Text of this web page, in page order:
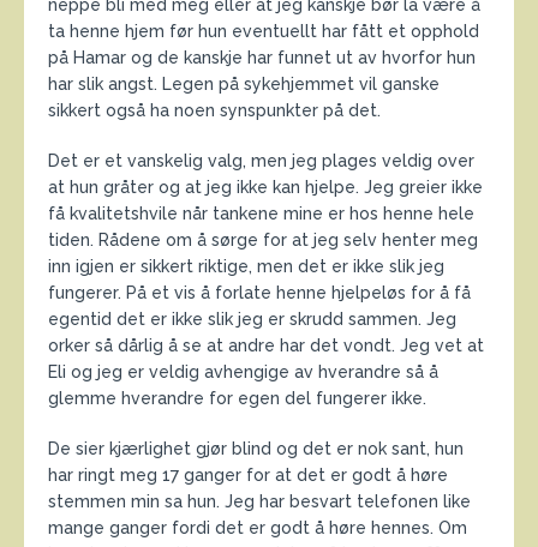
neppe bli med meg eller at jeg kanskje bør la være å
ta henne hjem før hun eventuellt har fått et opphold
på Hamar og de kanskje har funnet ut av hvorfor hun
har slik angst. Legen på sykehjemmet vil ganske
sikkert også ha noen synspunkter på det.
Det er et vanskelig valg, men jeg plages veldig over
at hun gråter og at jeg ikke kan hjelpe. Jeg greier ikke
få kvalitetshvile når tankene mine er hos henne hele
tiden. Rådene om å sørge for at jeg selv henter meg
inn igjen er sikkert riktige, men det er ikke slik jeg
fungerer. På et vis å forlate henne hjelpeløs for å få
egentid det er ikke slik jeg er skrudd sammen. Jeg
orker så dårlig å se at andre har det vondt. Jeg vet at
Eli og jeg er veldig avhengige av hverandre så å
glemme hverandre for egen del fungerer ikke.
De sier kjærlighet gjør blind og det er nok sant, hun
har ringt meg 17 ganger for at det er godt å høre
stemmen min sa hun. Jeg har besvart telefonen like
mange ganger fordi det er godt å høre hennes. Om